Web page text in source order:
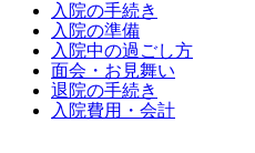
入院の手続き
入院の準備
入院中の過ごし方
面会・お見舞い
退院の手続き
入院費用・会計